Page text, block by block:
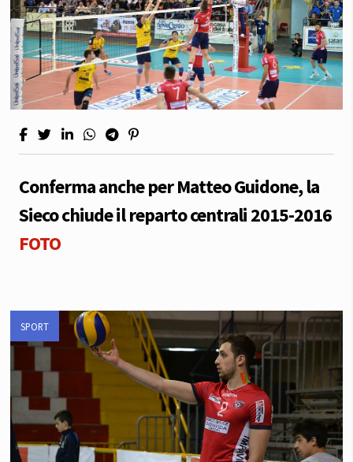
Conferma anche per Matteo Guidone, la
Sieco chiude il reparto centrali 2015-2016
FOTO
SPORT